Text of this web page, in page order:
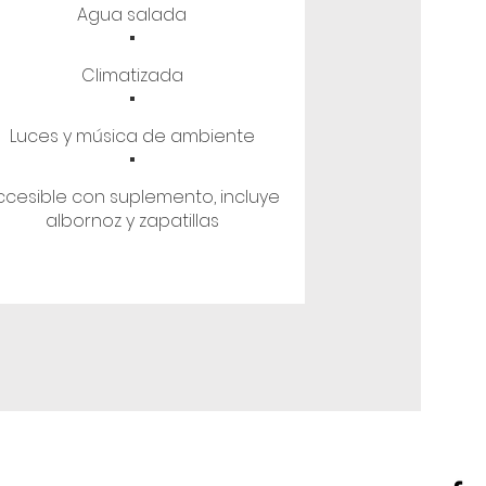
Agua salada
·
Climatizada
·
Luces y música de ambiente
·
con suplemento, incluye
albornoz y zapatillas